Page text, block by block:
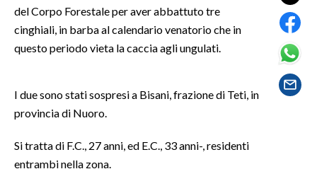
SPETTACOLI
GOSSIP
SARDEGNA TURISMO
SARDI NEL MONDO
del Corpo Forestale per aver abbattuto tre
cinghiali, in barba al calendario venatorio che in
questo periodo vieta la caccia agli ungulati.
I due sono stati sospresi a Bisani, frazione di Teti, in
provincia di Nuoro.
Si tratta di F.C., 27 anni, ed E.C., 33 anni-, residenti
entrambi nella zona.